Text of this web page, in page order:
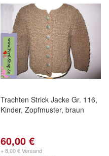
Trachten Strick Jacke Gr. 116,
Kinder, Zopfmuster, braun
60,00 €
+ 8,00 € Versand